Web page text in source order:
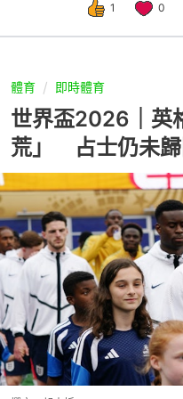
1 0
體育 即時體育
世界盃2026｜英
荒」 占士仍未歸